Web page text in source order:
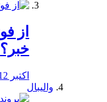
از
خبر؟
اکتبر 12, 2019
والیبال